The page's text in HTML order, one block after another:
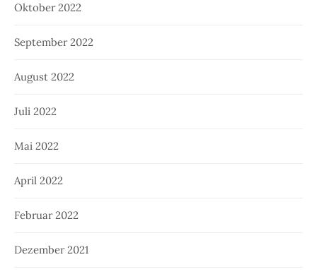
Oktober 2022
September 2022
August 2022
Juli 2022
Mai 2022
April 2022
Februar 2022
Dezember 2021